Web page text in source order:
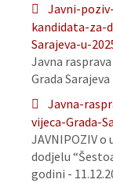
Javni-
kandidata-za-
Sarajeva-u-
Javna
Grada
Javna-
vijeca-Grada-
JAVNIPOZIV
dodjelu
godini -